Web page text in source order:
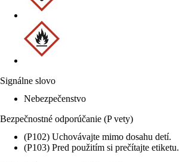
Signálne slovo
Nebezpečenstvo
Bezpečnostné odporúčanie (P vety)
(P102) Uchovávajte mimo dosahu detí.
(P103) Pred použitím si prečítajte etiketu.